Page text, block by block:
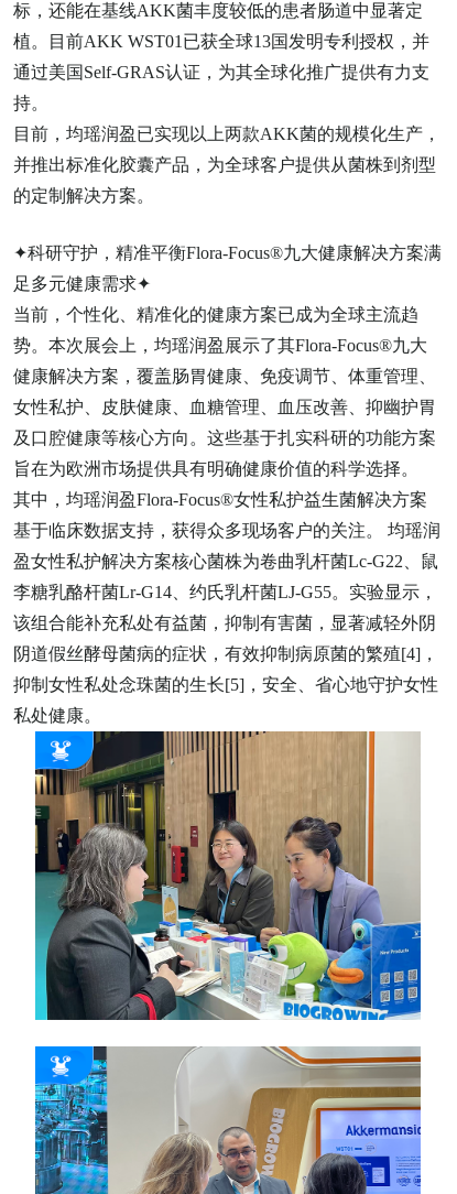
标，还能在基线AKK菌丰度较低的患者肠道中显著定
植。目前AKK WST01已获全球13国发明专利授权，并
通过美国Self-GRAS认证，为其全球化推广提供有力支
持。
目前，均瑶润盈已实现以上两款AKK菌的规模化生产，
并推出标准化胶囊产品，为全球客户提供从菌株到剂型
的定制解决方案。
✦科研守护，精准平衡Flora-Focus®九大健康解决方案满
足多元健康需求✦
当前，个性化、精准化的健康方案已成为全球主流趋
势。本次展会上，均瑶润盈展示了其Flora-Focus®九大
健康解决方案，覆盖肠胃健康、免疫调节、体重管理、
女性私护、皮肤健康、血糖管理、血压改善、抑幽护胃
及口腔健康等核心方向。这些基于扎实科研的功能方案
旨在为欧洲市场提供具有明确健康价值的科学选择。
其中，均瑶润盈Flora-Focus®女性私护益生菌解决方案
基于临床数据支持，获得众多现场客户的关注。 均瑶润
盈女性私护解决方案核心菌株为卷曲乳杆菌Lc-G22、鼠
李糖乳酪杆菌Lr-G14、约氏乳杆菌LJ-G55。实验显示，
该组合能补充私处有益菌，抑制有害菌，显著减轻外阴
阴道假丝酵母菌病的症状，有效抑制病原菌的繁殖[4]，
抑制女性私处念珠菌的生长[5]，安全、省心地守护女性
私处健康。